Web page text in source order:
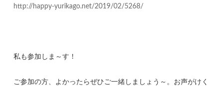
http://happy-yurikago.net/2019/02/5268/
私も参加しま～す！
ご参加の方、よかったらぜひご一緒しましょう～。お声がけく